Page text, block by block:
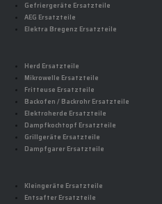
Gefriergeräte Ersatzteile
AEG Ersatzteile
Elektra Bregenz Ersatzteile
Herd Ersatzteile
Mikrowelle Ersatzteile
Fritteuse Ersatzteile
Backofen / Backrohr Ersatzteile
Elektroherde Ersatzteile
Dampfkochtopf Ersatzteile
Grillgeräte Ersatzteile
Dampfgarer Ersatzteile
Kleingeräte Ersatzteile
Entsafter Ersatzteile